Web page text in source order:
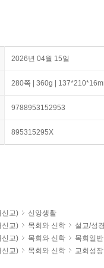
2026년 04월 15일
280쪽 | 360g |
9788953152953
895315295X
신교)
신앙생활
신교) 목회와 신학
설교/성
신교) 목회와 신학
목회일반
신교) 목회와 신학 교회성장